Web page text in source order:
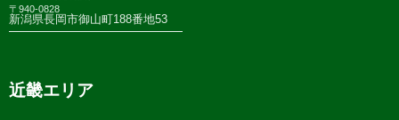
〒940-0828
新潟県長岡市御山町188番地53
近畿エリア